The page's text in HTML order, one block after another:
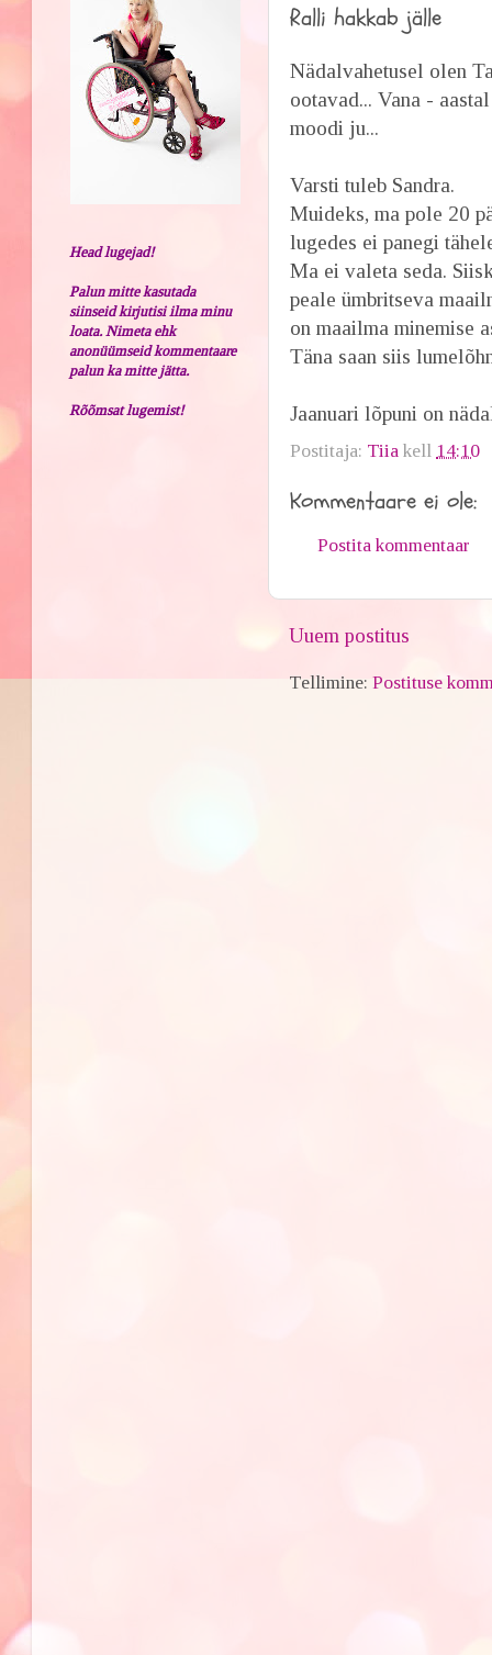
Ralli hakkab jälle
Nädalvahetusel olen
ootavad... Vana -
moodi ju...
Varsti tuleb Sandra.
Muideks, ma pole 20
lugedes ei panegi
Ma ei valeta seda.
peale ümbritseva
on maailma minemise
Täna saan siis
Jaanuari lõpuni on
Postitaja: Tiia kell 14:10
Kommentaare ei ole:
Postita kommentaar
Uuem postitus
Tellimine:Postituse
Head lugejad!
Palun mitte kasutada
siinseid kirjutisi ilma minu
loata. Nimeta ehk
anonüümseid kommentaare
palun ka mitte jätta.
Rõõmsat lugemist!